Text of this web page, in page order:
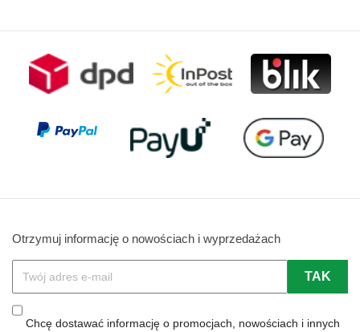
Otrzymuj informację o nowościach i wyprzedażach
Chcę dostawać informację o promocjach, nowościach i innych